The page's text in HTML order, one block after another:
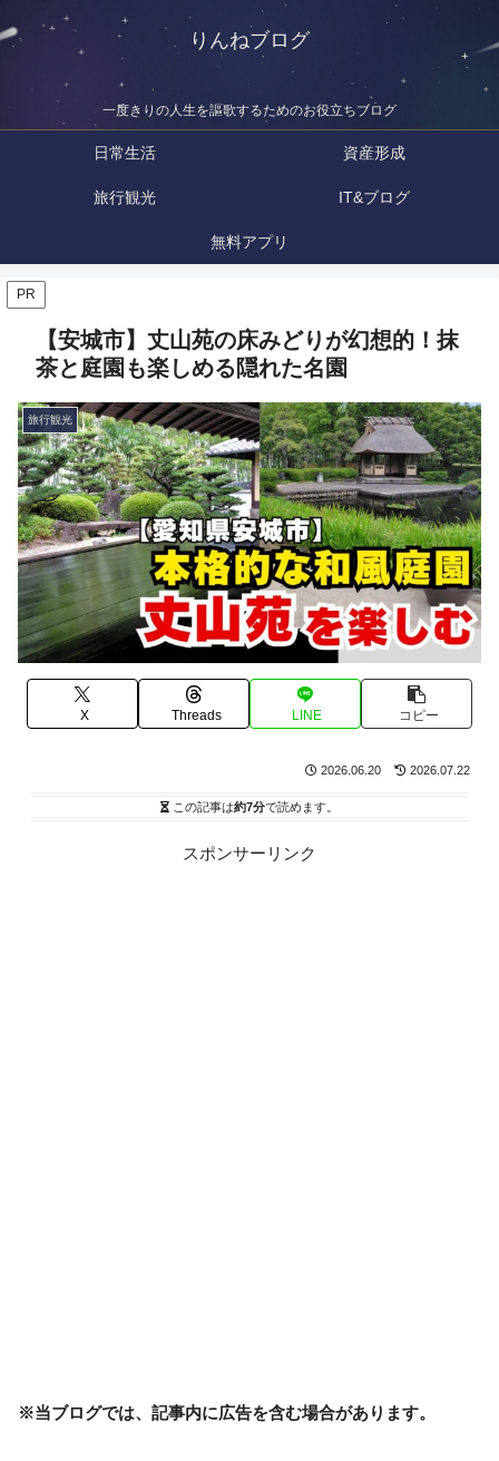
りんねブログ
一度きりの人生を謳歌するためのお役立ちブログ
日常生活 資産形成
旅行観光 IT&ブログ
無料アプリ
PR
【安城市】丈山苑の床みどりが幻想的！抹
茶と庭園も楽しめる隠れた名園
旅行観光
X Threads LINE コピー
2026.06.20 2026.07.22
この記事は約7分で読めます。
スポンサーリンク
※当ブログでは、記事内に広告を含む場合があります。